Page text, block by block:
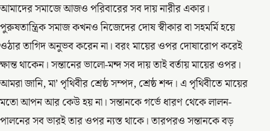
আমাদের সমাজে আজও পরিবারের সব দায় নারীর একার।
পুরুষতান্ত্রিক সমাজ কখনও নিজেদের দোষ স্বীকার বা সহমর্মি হয়ে
ওঠার তাগিদ অনুভব করেন না। বরং মায়ের ওপর দোষারোপ করেই
ক্ষান্ত থাকেন। সন্তানের ভালো-মন্দ সব দায় তাই বর্তায় মায়ের ওপর।
আমরা জানি, মা’ পৃথিবীর শ্রেষ্ঠ সম্পদ, শ্রেষ্ঠ শব্দ। এ পৃথিবীতে মায়ের
মতো আপন আর কেউ হয় না। সন্তানকে গর্ভে ধারণ থেকে লালন-
পালনের সব ভারই তার ওপর ন্যস্ত থাকে। তারপরও সন্তানকে বড়